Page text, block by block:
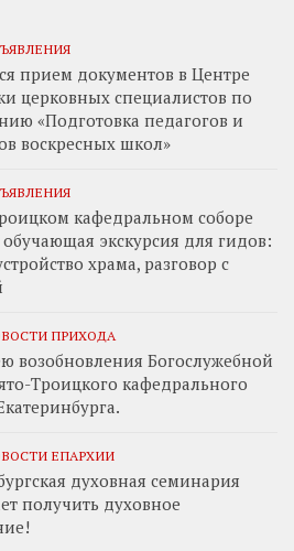
прием документов в Центре
церковных специалистов по
«Подготовка педагогов и
воскресных школ»
кафедральном соборе
обучающая экскурсия для гидов:
храма, разговор с
ПРИХОДА
возобновления Богослужебной
Троицкого кафедрального
ЕПАРХИИ
духовная семинария
получить духовное